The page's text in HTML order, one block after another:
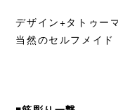
デザイン+タトゥー
当然のセルフメイ